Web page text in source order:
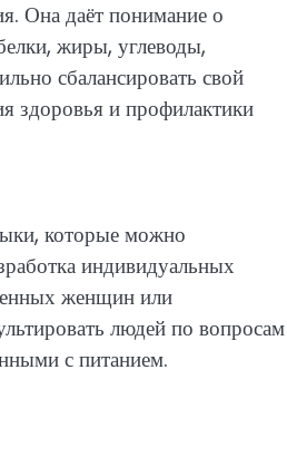
Она даёт понимание о
жиры, углеводы,
сбалансировать свой
здоровья и профилактики
которые можно
индивидуальных
женщин или
людей по вопросам
с питанием.